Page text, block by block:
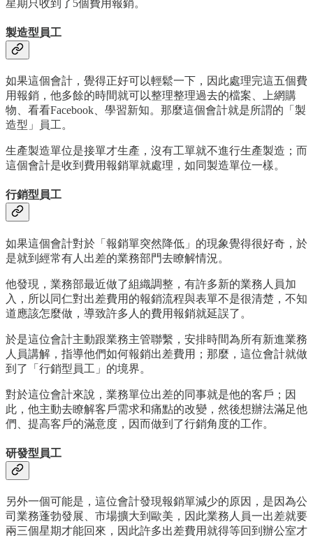
星期只收到了5個費用報銷。
製造型員工
如果這個會計，覺得正好可以輕鬆一下，因此處理完這五個費
用報銷，他多餘的時間就可以整理整理過去的檔案、上網購
物、看看Facebook、學習新知。那麼這個會計就是所謂的「製
造型」員工。
生產製造單位是接單才生產，沒有工單就不進行生產製造；而
這個會計是收到費用報銷單就處理，如同製造單位一樣。
行銷型員工
如果這個會計對於「報銷單突然降低」的現象覺得很好奇，於
是就到經常有人出差的業務部門去瞭解情況。
他發現，業務部最近做了組織調整，有許多新的業務人員加
入，所以同仁對出差費用的報銷流程與表單不是很清楚，不知
道應該怎麼做，導致許多人的費用報銷就延誤了。
於是這位會計主動跟業務主管聯繫，安排時間為所有新進業務
人員講解，指導他們如何報銷出差費用；那麼，這位會計就做
到了「行銷型員工」的境界。
對於這位會計來說，業務單位出差的同事就是他的客戶；因
此，他主動去瞭解客戶需求和痛點的改變，然後想辦法滿足他
們、提高客戶的滿意度，因而做到了行銷角度的工作。
研發型員工
另外一個可能是，這位會計發現報銷單減少的原因，是因為公
司業務蓬勃發展、市場擴大到歐美，因此業務人員一出差就要
兩三個星期才能回來，因此許多出差費用就得等回到辦公室才